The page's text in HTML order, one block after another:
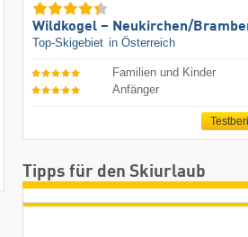
Wildkogel – Neukirchen/​
Top-Skigebiet in Österreich
Familien und Kinder
Anfänger
Tipps für den Skiurlaub